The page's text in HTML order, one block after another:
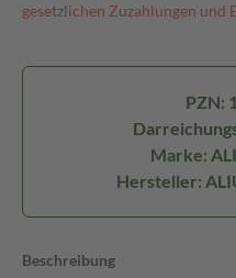
gesetzlichen Zuzahlungen und
PZN:
Marke:
Hersteller:
Beschreibung